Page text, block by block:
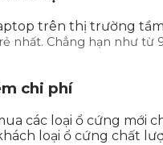
trên thị trường
nhất. Chẳng hạn như
chi phí
các loại ổ cứng mới
loại ổ cứng chất